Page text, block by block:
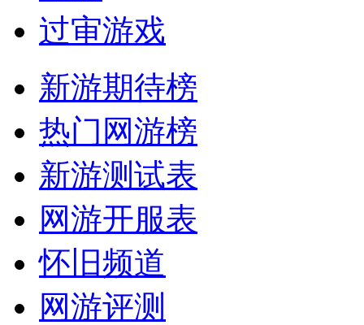
过审游戏
新游期待榜
热门网游榜
新游测试表
网游开服表
怀旧频道
网游评测